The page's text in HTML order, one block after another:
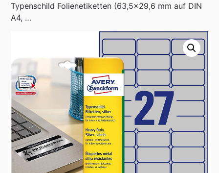
Typenschild Folienetiketten (63,5×29,6 mm auf DIN
A4, …